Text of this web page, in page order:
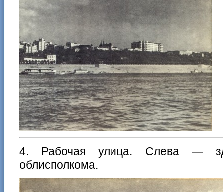
4. Рабочая улица. Слева —
облисполкома.